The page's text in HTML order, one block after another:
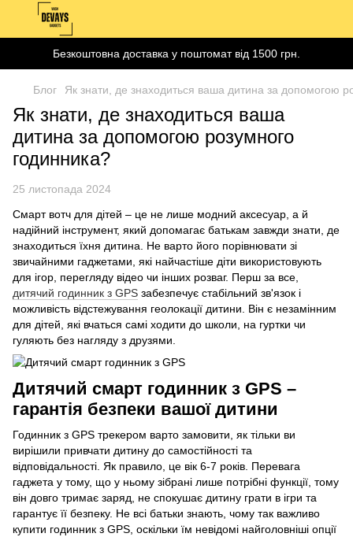
Безкоштовна доставка у поштомат від 1500 грн.
Блог Як знати, де знаходиться ваша дитина за допомогою
Як знати, де знаходиться ваша
дитина за допомогою розумного
годинника?
25 листопада 2024
Смарт вотч для дітей – це не лише модний аксесуар, а й
надійний інструмент, який допомагає батькам завжди знати, де
знаходиться їхня дитина. Не варто його порівнювати зі
звичайними гаджетами, які найчастіше діти використовують
для ігор, перегляду відео чи інших розваг. Перш за все,
дитячий годинник з GPS забезпечує стабільний зв'язок і
можливість відстежування геолокації дитини. Він є незамінним
для дітей, які вчаться самі ходити до школи, на гуртки чи
гуляють без нагляду з друзями.
Дитячий смарт годинник з GPS –
гарантія безпеки вашої дитини
Годинник з GPS трекером варто замовити, як тільки ви
вирішили привчати дитину до самостійності та
відповідальності. Як правило, це вік 6-7 років. Перевага
гаджета у тому, що у ньому зібрані лише потрібні функції, тому
він довго тримає заряд, не спокушає дитину грати в ігри та
гарантує її безпеку. Не всі батьки знають, чому так важливо
купити годинник з GPS, оскільки їм невідомі найголовніші опції